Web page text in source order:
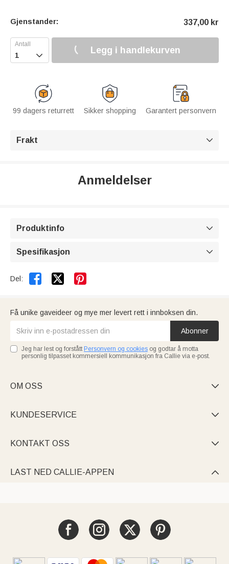
Gjenstander: 337,00 kr
 Legg i handlekurven
99 dagers returrett Sikker shopping Garantert personvern
Frakt 
Anmeldelser
Produktinfo 
Spesifikasjon 
Del:  
Få unike gaveideer og mye mer levert rett i innboksen din.
Abonner
Jeg har lest og forstått Personvern og cookies og godtar å motta
personlig tilpasset kommersiell kommunikasjon fra Callie via e-post.
OM OSS 
KUNDESERVICE 
KONTAKT OSS 
LAST NED CALLIE-APPEN 